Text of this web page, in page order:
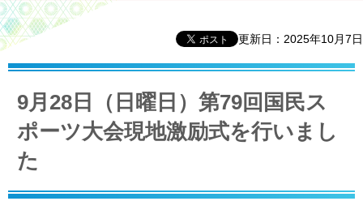
更新日：2025年10月7日
9月28日（日曜日）第79回国民ス
ポーツ大会現地激励式を行いまし
た